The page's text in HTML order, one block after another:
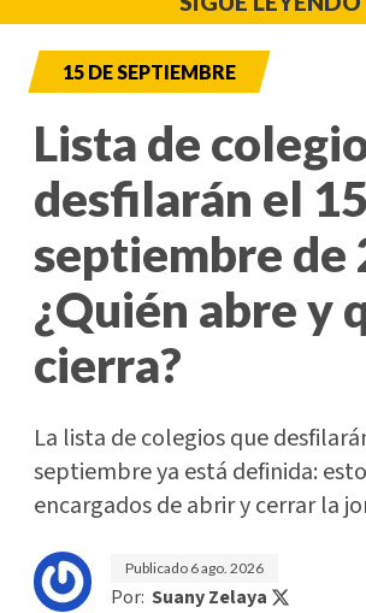
15 DE SEPTIEMBRE
Lista de
desfilarán el
septiembre de
¿Quién abre y
cierra?
La lista de colegios que
septiembre ya está definida:
encargados de abrir y cerrar la
Publicado 6 ago. 2026
Por: Suany Zelaya